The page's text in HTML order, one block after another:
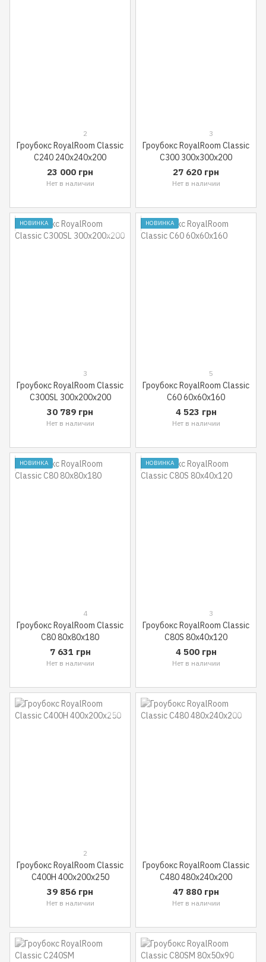
2
Гроубокс RoyalRoom Classic
C240 240x240x200
23 000 грн
Нет в наличии
3
Гроубокс RoyalRoom Classic
C300 300x300x200
27 620 грн
Нет в наличии
НОВИНКА
3
Гроубокс RoyalRoom Classic
C300SL 300x200x200
30 789 грн
Нет в наличии
НОВИНКА
5
Гроубокс RoyalRoom Classic
C60 60x60x160
4 523 грн
Нет в наличии
НОВИНКА
4
Гроубокс RoyalRoom Classic
C80 80x80x180
7 631 грн
Нет в наличии
НОВИНКА
3
Гроубокс RoyalRoom Classic
C80S 80x40x120
4 500 грн
Нет в наличии
2
Гроубокс RoyalRoom Classic
C400H 400x200x250
39 856 грн
Нет в наличии
Гроубокс RoyalRoom Classic
C480 480x240x200
47 880 грн
Нет в наличии